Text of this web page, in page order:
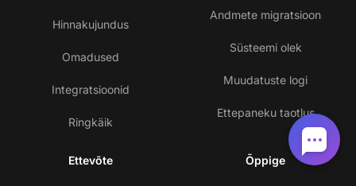
Hinnakujundus
Omadused
Integratsioonid
Ringkäik
Andmete migratsioon
Süsteemi olek
Muudatuste logi
Ettepaneku taotlus
Ettevõte Õppige